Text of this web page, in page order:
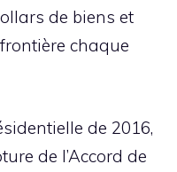
de biens et
chaque
de 2016,
de l’Accord de